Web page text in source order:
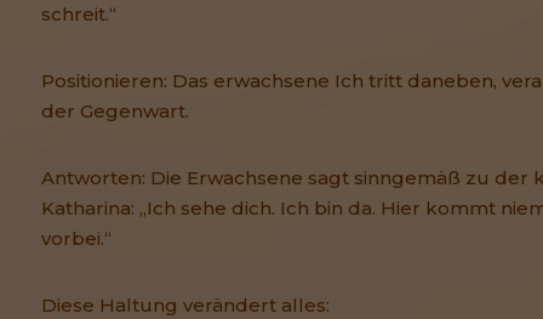
schreit.“
Positionieren: Das erwachsene Ich tritt daneben,
der Gegenwart.
Antworten: Die Erwachsene sagt sinngemäß zu der
Katharina: „Ich sehe dich. Ich bin da. Hier kommt
vorbei.“
Diese Haltung verändert alles: